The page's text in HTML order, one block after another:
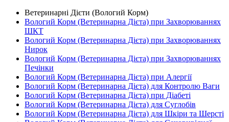
Ветеринарні Дієти (Вологий Корм)
Вологий Корм (Ветеринарна Дієта) при Захворюваннях
ШКТ
Вологий Корм (Ветеринарна Дієта) при Захворюваннях
Нирок
Вологий Корм (Ветеринарна Дієта) при Захворюваннях
Печінки
Вологий Корм (Ветеринарна Дієта) при Алергії
Вологий Корм (Ветеринарна Дієта) для Контролю Ваги
Вологий Корм (Ветеринарна Дієта) при Діабеті
Вологий Корм (Ветеринарна Дієта) для Суглобів
Вологий Корм (Ветеринарна Дієта) для Шкіри та Шерсті